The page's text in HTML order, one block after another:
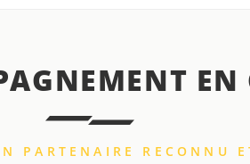
EN
PARTENAIRE RECONNU